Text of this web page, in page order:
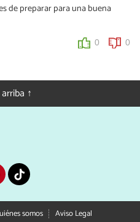
de preparar para una buena
0 0
↑
somos Aviso Legal